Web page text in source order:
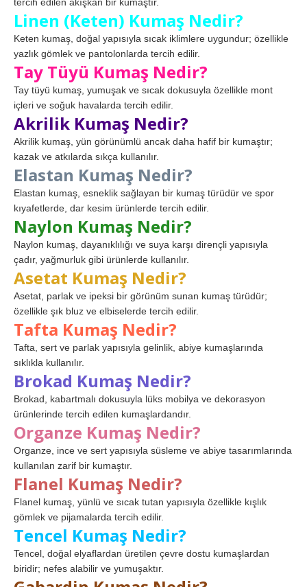
tercih edilen akışkan bir kumaştır.
Linen (Keten) Kumaş Nedir?
Keten kumaş, doğal yapısıyla sıcak iklimlere uygundur; özellikle
yazlık gömlek ve pantolonlarda tercih edilir.
Tay Tüyü Kumaş Nedir?
Tay tüyü kumaş, yumuşak ve sıcak dokusuyla özellikle mont
içleri ve soğuk havalarda tercih edilir.
Akrilik Kumaş Nedir?
Akrilik kumaş, yün görünümlü ancak daha hafif bir kumaştır;
kazak ve atkılarda sıkça kullanılır.
Elastan Kumaş Nedir?
Elastan kumaş, esneklik sağlayan bir kumaş türüdür ve spor
kıyafetlerde, dar kesim ürünlerde tercih edilir.
Naylon Kumaş Nedir?
Naylon kumaş, dayanıklılığı ve suya karşı dirençli yapısıyla
çadır, yağmurluk gibi ürünlerde kullanılır.
Asetat Kumaş Nedir?
Asetat, parlak ve ipeksi bir görünüm sunan kumaş türüdür;
özellikle şık bluz ve elbiselerde tercih edilir.
Tafta Kumaş Nedir?
Tafta, sert ve parlak yapısıyla gelinlik, abiye kumaşlarında
sıklıkla kullanılır.
Brokad Kumaş Nedir?
Brokad, kabartmalı dokusuyla lüks mobilya ve dekorasyon
ürünlerinde tercih edilen kumaşlardandır.
Organze Kumaş Nedir?
Organze, ince ve sert yapısıyla süsleme ve abiye tasarımlarında
kullanılan zarif bir kumaştır.
Flanel Kumaş Nedir?
Flanel kumaş, yünlü ve sıcak tutan yapısıyla özellikle kışlık
gömlek ve pijamalarda tercih edilir.
Tencel Kumaş Nedir?
Tencel, doğal elyaflardan üretilen çevre dostu kumaşlardan
biridir; nefes alabilir ve yumuşaktır.